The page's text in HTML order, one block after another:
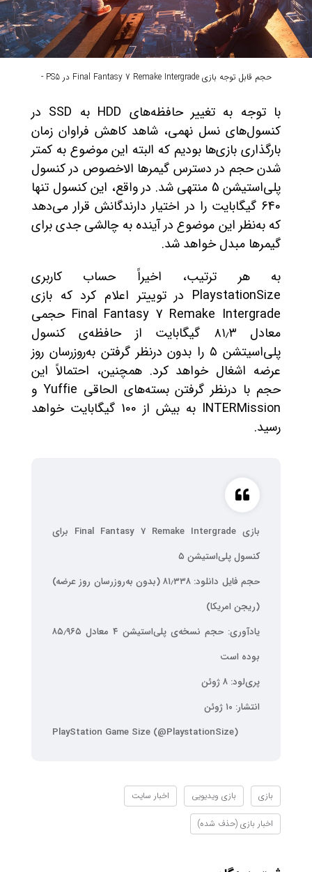
حجم قابل توجه بازی Final Fantasy 7 Remake Intergrade در PS5 -
با توجه به تغییر حافظه‌های HDD به SSD در
کنسول‌های نسل نهمی، شاهد کاهش فراوان زمان
بارگذاری بازی‌ها بودیم که البته این موضوع به کمتر
شدن حجم در دسترس گیمرها الاخصوص در کنسول
پلی‌استیشن 5 منتهی شد. در واقع، این کنسول تنها
640 گیگابایت را در اختیار دارندگانش قرار می‌دهد
که به‌نظر این موضوع در آینده به چالشی جدی برای
گیمرها مبدل خواهد شد.
به هر ترتیب، اخیراً حساب کاربری
PlaystationSize در توییتر اعلام کرد که بازی
Final Fantasy 7 Remake Intergrade حجمی
معادل ۸۱٫۳ گیگابایت از حافظه‌ی کنسول
پلی‌اسیتشن ۵ را بدون درنظر گرفتن به‌روزرسان روز
عرضه اشغال خواهد کرد. همچنین، احتمالاً این
حجم با درنظر گرفتن بسته‌های الحاقی Yuffie و
INTERMission به بیش از 100 گیگابایت خواهد
رسید.
بازی Final Fantasy 7 Remake Intergrade برای
کنسول پلی‌استیشن ۵
حجم فایل دانلود: ۸۱٫۳۳۸ (بدون به‌روزرسان روز عرضه)
(ریجن امریکا)
یادآوری: حجم نسخه‌ی پلی‌استیشن ۴ معادل ۸۵٫۹۶۵
بوده است
پری‌لود: ۸ ژوئن
انتشار: ۱۰ ژوئن
PlayStation Game Size (@PlaystationSize)
بازی بازی ویدیویی اخبار سایت
اخبار بازی (حذف شده)